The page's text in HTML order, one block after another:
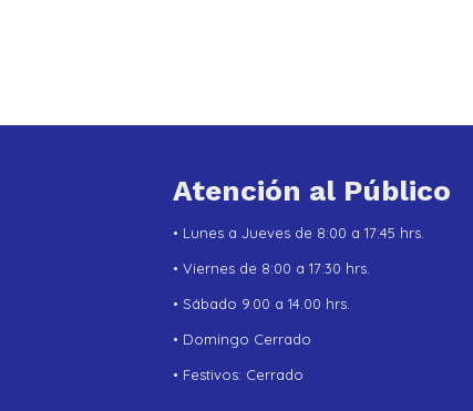
Atención al Público
• Lunes a Jueves de 8:00 a 17:45 hrs.
• Viernes de 8:00 a 17:30 hrs.
• Sábado 9.00 a 14.00 hrs.
• Domingo Cerrado
• Festivos: Cerrado